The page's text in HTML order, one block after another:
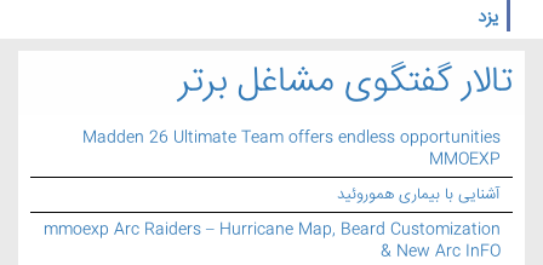
یزد
تالار گفتگوی مشاغل برتر
Madden 26 Ultimate Team offers endless opportunities
MMOEXP
آشنایی با بیماری هموروئید
mmoexp Arc Raiders – Hurricane Map, Beard Customization
& New Arc InFO